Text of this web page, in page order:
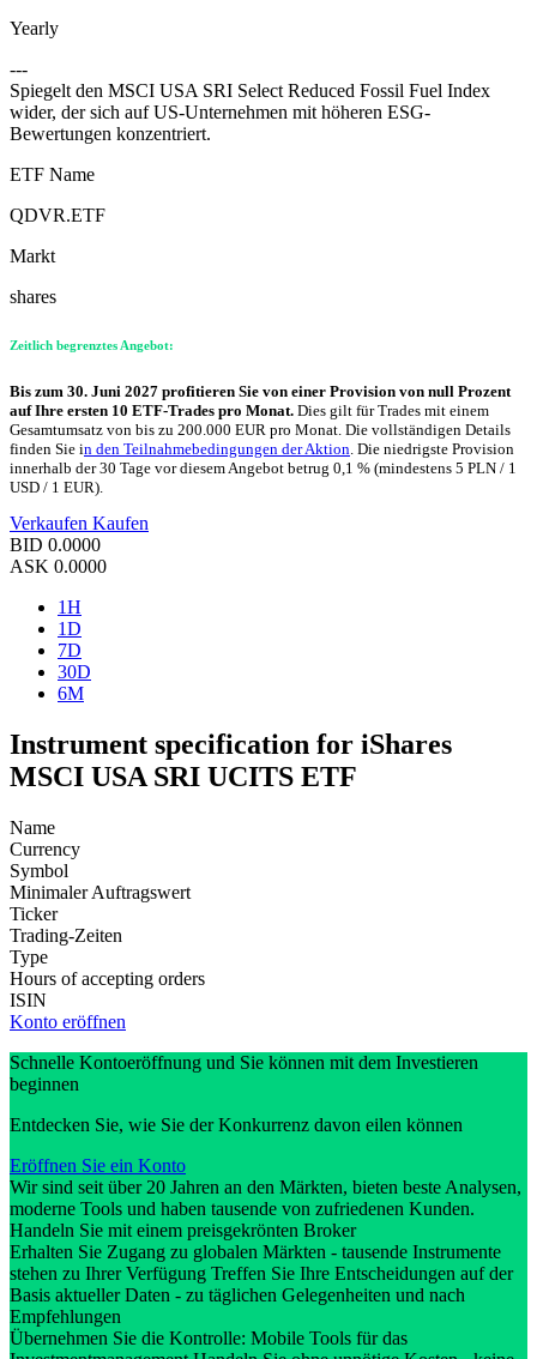
Yearly
---
Spiegelt den MSCI USA SRI Select Reduced Fossil Fuel Index
wider, der sich auf US-Unternehmen mit höheren ESG-
Bewertungen konzentriert.
ETF Name
QDVR.ETF
Markt
shares
Zeitlich begrenztes Angebot:
Bis zum 30. Juni 2027 profitieren Sie von einer Provision von null Prozent
auf Ihre ersten 10 ETF-Trades pro Monat. Dies gilt für Trades mit einem
Gesamtumsatz von bis zu 200.000 EUR pro Monat. Die vollständigen Details
finden Sie in den Teilnahmebedingungen der Aktion. Die niedrigste Provision
innerhalb der 30 Tage vor diesem Angebot betrug 0,1 % (mindestens 5 PLN / 1
USD / 1 EUR).
Verkaufen Kaufen
BID 0.0000
ASK 0.0000
1H
1D
7D
30D
6M
Instrument specification for iShares
MSCI USA SRI UCITS ETF
Name
Currency
Symbol
Minimaler Auftragswert
Ticker
Trading-Zeiten
Type
Hours of accepting orders
ISIN
Konto eröffnen
Schnelle Kontoeröffnung und Sie können mit dem Investieren
beginnen
Entdecken Sie, wie Sie der Konkurrenz davon eilen können
Eröffnen Sie ein Konto
Wir sind seit über 20 Jahren an den Märkten, bieten beste Analysen,
moderne Tools und haben tausende von zufriedenen Kunden.
Handeln Sie mit einem preisgekrönten Broker
Erhalten Sie Zugang zu globalen Märkten - tausende Instrumente
stehen zu Ihrer Verfügung Treffen Sie Ihre Entscheidungen auf der
Basis aktueller Daten - zu täglichen Gelegenheiten und nach
Empfehlungen
Übernehmen Sie die Kontrolle: Mobile Tools für das